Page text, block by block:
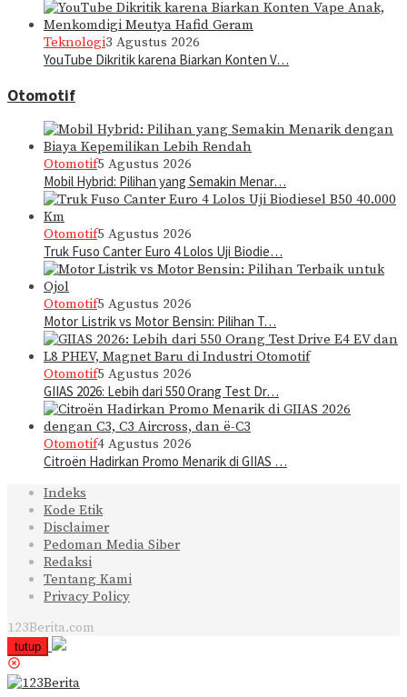
Teknologi3 Agustus 2026
YouTube Dikritik karena Biarkan Konten V…
Otomotif
Otomotif5 Agustus 2026
Mobil Hybrid: Pilihan yang Semakin Menar…
Otomotif5 Agustus 2026
Truk Fuso Canter Euro 4 Lolos Uji Biodie…
Otomotif5 Agustus 2026
Motor Listrik vs Motor Bensin: Pilihan T…
Otomotif5 Agustus 2026
GIIAS 2026: Lebih dari 550 Orang Test Dr…
Otomotif4 Agustus 2026
Citroën Hadirkan Promo Menarik di GIIAS …
Indeks
Kode Etik
Disclaimer
Pedoman Media Siber
Redaksi
Tentang Kami
Privacy Policy
123Berita.com
tutup